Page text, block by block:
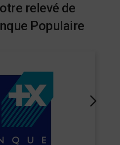
relevé de
Populaire